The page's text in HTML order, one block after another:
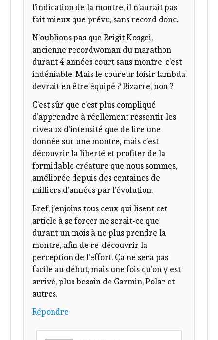
l’indication de la montre, il n’aurait pas
fait mieux que prévu, sans record donc.
N’oublions pas que Brigit Kosgei,
ancienne recordwoman du marathon
durant 4 années court sans montre, c’est
indéniable. Mais le coureur loisir lambda
devrait en être équipé ? Bizarre, non ?
C’est sûr que c’est plus compliqué
d’apprendre à réellement ressentir les
niveaux d’intensité que de lire une
donnée sur une montre, mais c’est
découvrir la liberté et profiter de la
formidable créature que nous sommes,
améliorée depuis des centaines de
milliers d’années par l’évolution.
Bref, j’enjoins tous ceux qui lisent cet
article à se forcer ne serait-ce que
durant un mois à ne plus prendre la
montre, afin de re-découvrir la
perception de l’effort. Ça ne sera pas
facile au début, mais une fois qu’on y est
arrivé, plus besoin de Garmin, Polar et
autres.
Répondre